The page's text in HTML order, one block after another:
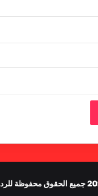
للرد كاسل